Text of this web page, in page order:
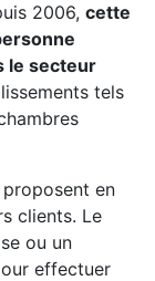
2006, cette
le secteur
tels
en
clients. Le
ou un
effectuer